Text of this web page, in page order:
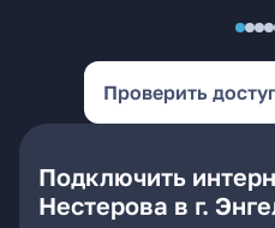
Проверить
Подключить
Нестерова в г.